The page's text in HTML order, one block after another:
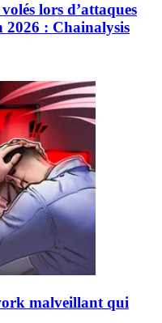
lors d’attaques
2026 : Chainalysis
malveillant qui